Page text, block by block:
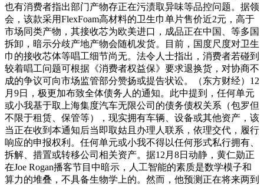
也有消费者指出部门产物存正在污渍取异味等品控问题。据领
会，该款采用FlexFoam高材料的卫生巾单片售价近2元，高于
市场同类产物，其接收芯为欧美进口，成品正在中国、等多国
拆卸，暗示分歧产地产物会随机发货。目前，国度尺度对卫生
巾的接收芯体等唱工细节尚无。法令人士指出，消费者若碰到
较着唱工问题可根据《消费者权益保》要求退换货，对协商不
成的争议可向市场监管部分赞扬或提告状讼。（东方财经）12
月9日，极更加布致全体债务人的通知。此中提到，任何单元
或小我基于取上海集度汽车无限公司的债务债权关系（包罗但
不限于租赁、保管等），现实拥有车辆、设备或其他资产，该
当正在收到本通知后当即取姑且办理人联系，依理交代，履行
响应的申报权利。任何单元或小我不得以任何形式私行拥有、
拆解、措置或转移公司相关资产。据12月8日动静，黄仁勋正
在Joe Rogan播客节目中暗示，人工智能的素质是数学模子和
算力的堆叠，不具备生物学上的。然而，他预测正在将来两到